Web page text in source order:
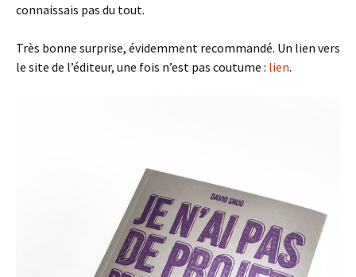
connaissais pas du tout.
Très bonne surprise, évidemment recommandé. Un lien vers
le site de l’éditeur, une fois n’est pas coutume : lien.